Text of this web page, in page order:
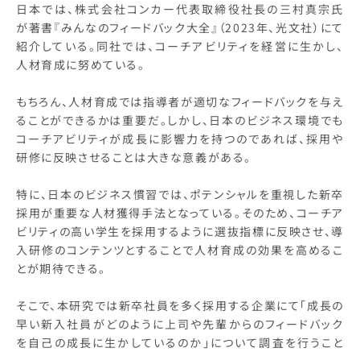
日本では、株式会社コンカー代表取締役社長の三村真宗氏
が著書『みんなのフィードバック大全』（2023年、光文社）にて
紹介している。同社では、コーチアビリティを経営に生かし、
人材育成に努めている。
もちろん、人材育成では指導者が適切なフィードバックを与え
ることができるかは重要だ。しかし、日本のビジネス環境でも
コーチアビリティが成長に影響力を持つのであれば、採用や
研修に反映させることは大きな意義がある。
特に、日本のビジネス慣習では、ポテンシャルを重視した新卒
採用が重要な人材獲得手法となっている。そのため、コーチア
ビリティの高い学生を採用するように選抜指標に反映させ、導
入研修のコンテンツとすることで人材育成の効果を高めるこ
とが期待できる。
そこで、本研究では新卒社員を多く採用する企業にて「成長の
早い新入社員がどのように上司や先輩からのフィードバック
を自己の成長に生かしているのか」について調査を行うこと